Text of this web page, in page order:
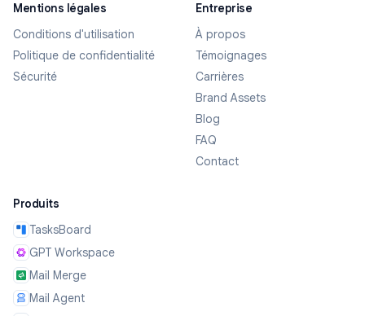
Mentions légales
Conditions d'utilisation
Politique de confidentialité
Sécurité
Entreprise
À propos
Témoignages
Carrières
Brand Assets
Blog
FAQ
Contact
Produits
TasksBoard
GPT Workspace
Mail Merge
Mail Agent